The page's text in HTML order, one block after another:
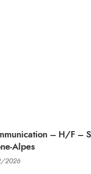
– H/F –
Alpes
2026